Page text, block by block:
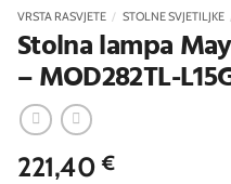
VRSTA RASVJETE / STOLNE SVJETILJKE
Stolna lampa
– MOD282TL-
221,40€